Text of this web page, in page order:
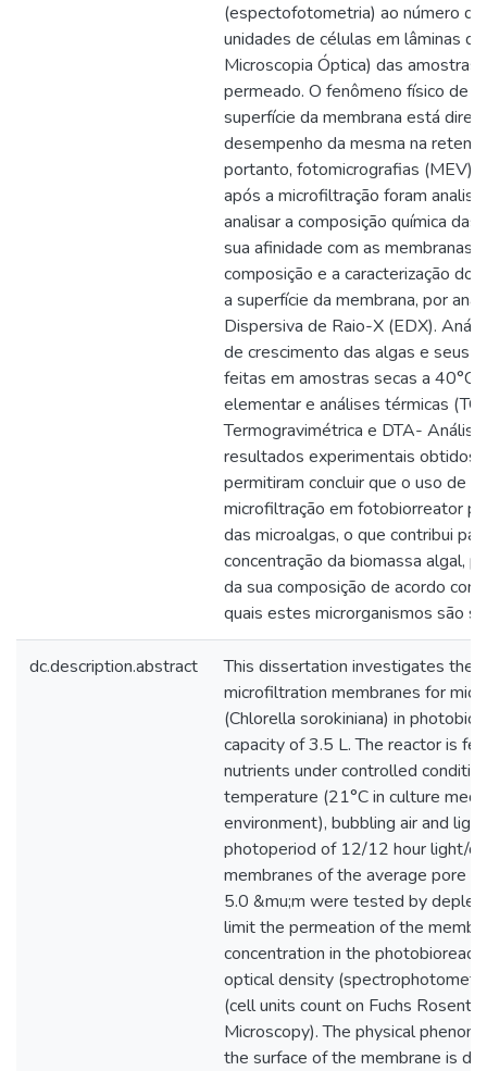
(espectofotometria) ao número
unidades de células em lâminas
Microscopia Óptica) das amostras
permeado. O fenômeno físico de
superfície da membrana está
desempenho da mesma na
portanto, fotomicrografias (MEV)
após a microfiltração foram
analisar a composição química
sua afinidade com as membranas,
composição e a caracterização do
a superfície da membrana, por
Dispersiva de Raio-X (EDX).
de crescimento das algas e seus
feitas em amostras secas a 40°C,
elementar e análises térmicas
Termogravimétrica e DTA-
resultados experimentais obtidos
permitiram concluir que o uso de
microfiltração em fotobiorreator
das microalgas, o que contribui
concentração da biomassa algal,
da sua composição de acordo
quais estes microrganismos são
dc.description.abstract
This dissertation investigates the
microfiltration membranes for
(Chlorella sorokiniana) in
capacity of 3.5 L. The reactor is
nutrients under controlled
temperature (21°C in culture
environment), bubbling air and
photoperiod of 12/12 hour light/
membranes of the average pore
5.0 &mu;m were tested by
limit the permeation of the
concentration in the
optical density
(cell units count on Fuchs
Microscopy). The physical
the surface of the membrane is